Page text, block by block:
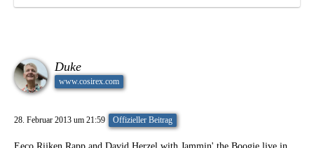
Duke
www.cosirex.com
28. Februar 2013 um 21:59 Offizieller Beitrag